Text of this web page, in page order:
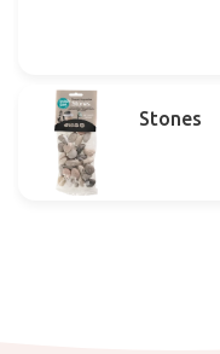
Stones